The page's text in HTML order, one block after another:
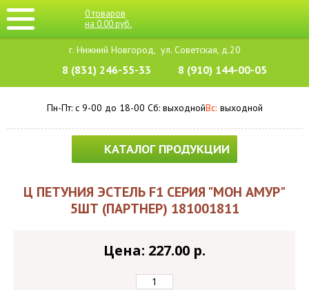
0товаров
на 0.00руб.
г. Нижний Новгород, ул. Советская, д.20
8 (831) 246-55-33 8 (910) 144-00-05
Пн-Пт: с 9-00 до 18-00 Cб: выходнойВс: выходной
КАТАЛОГ ПРОДУКЦИИ
Ц ПЕТУНИЯ ЭСТЕЛЬ F1 СЕРИЯ "МОН АМУР"
5ШТ (ПАРТНЕР) 181001811
Цена: 227.00 p.